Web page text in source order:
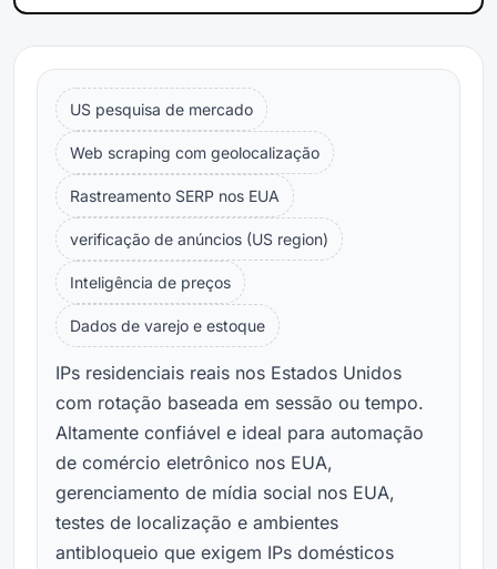
US pesquisa de mercado
Web scraping com geolocalização
Rastreamento SERP nos EUA
verificação de anúncios (US region)
Inteligência de preços
Dados de varejo e estoque
IPs residenciais reais nos Estados Unidos
com rotação baseada em sessão ou tempo.
Altamente confiável e ideal para automação
de comércio eletrônico nos EUA,
gerenciamento de mídia social nos EUA,
testes de localização e ambientes
antibloqueio que exigem IPs domésticos